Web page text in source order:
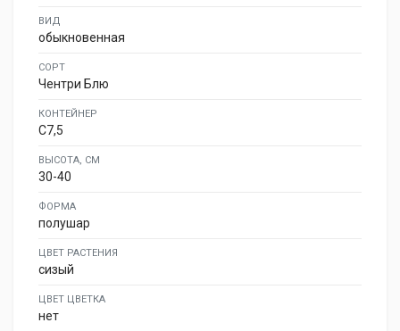
ВИД
обыкновенная
СОРТ
Чентри Блю
КОНТЕЙНЕР
C7,5
ВЫСОТА, СМ
30-40
ФОРМА
полушар
ЦВЕТ РАСТЕНИЯ
сизый
ЦВЕТ ЦВЕТКА
нет